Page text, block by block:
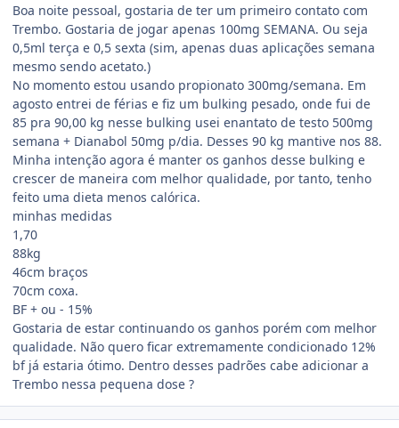
Boa noite pessoal, gostaria de ter um primeiro contato com
Trembo. Gostaria de jogar apenas 100mg SEMANA. Ou seja
0,5ml terça e 0,5 sexta (sim, apenas duas aplicações semana
mesmo sendo acetato.)
No momento estou usando propionato 300mg/semana. Em
agosto entrei de férias e fiz um bulking pesado, onde fui de
85 pra 90,00 kg nesse bulking usei enantato de testo 500mg
semana + Dianabol 50mg p/dia. Desses 90 kg mantive nos 88.
Minha intenção agora é manter os ganhos desse bulking e
crescer de maneira com melhor qualidade, por tanto, tenho
feito uma dieta menos calórica.
minhas medidas
1,70
88kg
46cm braços
70cm coxa.
BF + ou - 15%
Gostaria de estar continuando os ganhos porém com melhor
qualidade. Não quero ficar extremamente condicionado 12%
bf já estaria ótimo. Dentro desses padrões cabe adicionar a
Trembo nessa pequena dose ?